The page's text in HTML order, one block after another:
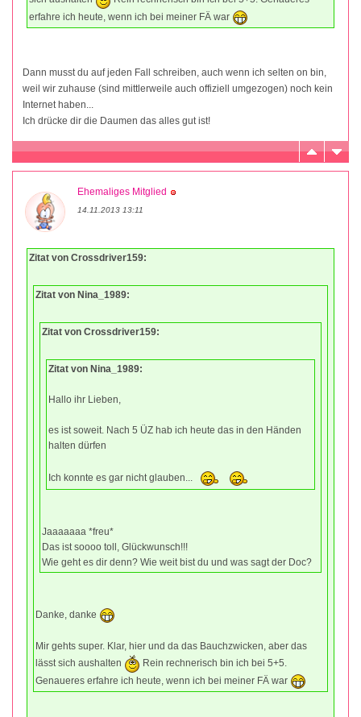
erfahre ich heute, wenn ich bei meiner FÄ war
Dann musst du auf jeden Fall schreiben, auch wenn ich selten on bin,
weil wir zuhause (sind mittlerweile auch offiziell umgezogen) noch kein
Internet haben...
Ich drücke dir die Daumen das alles gut ist!
Ehemaliges Mitglied
14.11.2013 13:11
Zitat von Crossdriver159:
Zitat von Nina_1989:
Zitat von Crossdriver159:
Zitat von Nina_1989:
Hallo ihr Lieben,
es ist soweit. Nach 5 ÜZ hab ich heute das in den Händen
halten dürfen
Ich konnte es gar nicht glauben...
Jaaaaaaa *freu*
Das ist soooo toll, Glückwunsch!!!
Wie geht es dir denn? Wie weit bist du und was sagt der Doc?
Danke, danke
Mir gehts super. Klar, hier und da das Bauchzwicken, aber das
lässt sich aushalten
Rein rechnerisch bin ich bei 5+5.
Genaueres erfahre ich heute, wenn ich bei meiner FÄ war